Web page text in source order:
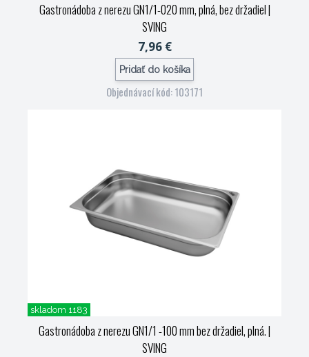
Gastronádoba z nerezu GN1/1-020 mm, plná, bez držadiel|
SVING
7,96 €
Pridať do košíka
Objednávací kód: 103171
skladom 1183
Gastronádoba z nerezu GN1/1 -100 mm bez držadiel, plná.|
SVING